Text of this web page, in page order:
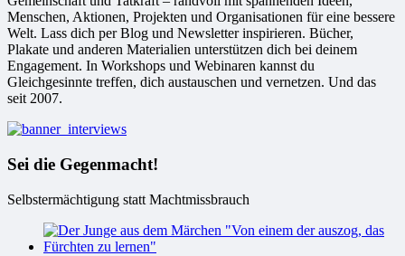
Menschen, Aktionen, Projekten und Organisationen für eine bessere
Welt. Lass dich per Blog und Newsletter inspirieren. Bücher,
Plakate und anderen Materialien unterstützen dich bei deinem
Engagement. In Workshops und Webinaren kannst du
Gleichgesinnte treffen, dich austauschen und vernetzen. Und das
seit 2007.
Sei die Gegenmacht!
Selbstermächtigung statt Machtmissbrauch